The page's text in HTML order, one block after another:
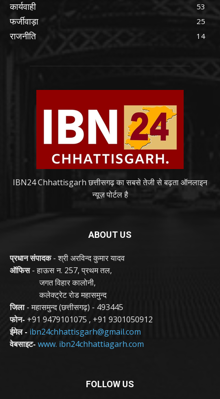
कार्यवाही 53
फर्जीवाड़ा 25
राजनीति 14
IBN24 Chhattisgarh छत्तीसगढ़ का सबसे तेजी से बढ़ता ऑनलाइन
न्यूज़ पोर्टल है
ABOUT US
प्रधान संपादक- श्री अरविन्द कुमार यादव
ऑफिस- हाऊस न. 257, प्रथम तल,
जगत विहार कालोनी,
कलेक्ट्रेट रोड महासमुन्द
जिला- महासमुन्द (छत्तीसगढ़) - 493445
फोन- +91 9479101075 , +91 9301050912
ईमेल - ibn24chhattisgarh@gmail.com
वेबसाइट- www. ibn24chhattiagarh.com
FOLLOW US